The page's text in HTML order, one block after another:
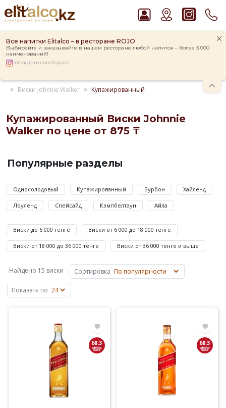
Все напитки Elitalco – в ресторане ROJO
Выбирайте и заказывайте в нашем ресторане любой напиток – более 3 000
наименований!
instagram.com/rojo.kz
Рекомендуем
Ром Captain Morgan White 37,5%
Водка Smirnoff Red Vodka 37,5%
Виски Johnnie Walker
Купажированный
Купажированный Виски Johnnie
Walker по цене от 875 ₸
Виски
Johnnie
Walker
по
цене
875
до
675
480
Купажированный
Популярные разделы
Односолодовый Купажированный Бурбон Хайленд
Лоуленд Спейсайд Кэмпбелтаун Айла
Виски до 6 000 тенге Виски от 6 000 до 18 000 тенге
Виски от 18 000 до 36 000 тенге Виски от 36 000 тенге и выше
Найдено 15 виски Сортировка
Показать по
68.3 68.3